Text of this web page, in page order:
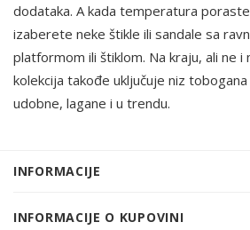
dodataka. A kada temperatura
izaberete neke štikle ili sandale sa
platformom ili štiklom. Na kraju, ali ne i
kolekcija takođe uključuje niz
udobne, lagane i u trendu.
INFORMACIJE
INFORMACIJE O KUPOVINI